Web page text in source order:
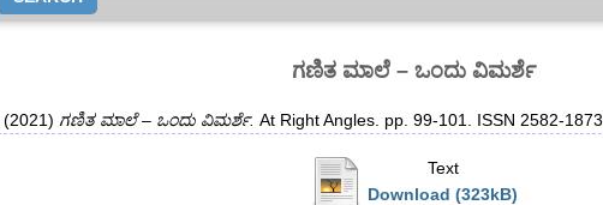
ಗಣಿತ ಮಾಲೆ – ಒಂದು ವಿಮರ್ಶೆ
(2021) ಗಣಿತ ಮಾಲೆ – ಒಂದು ವಿಮರ್ಶೆ. At Right Angles. pp. 99-101. ISSN 2582-1873
Text
Download (323kB)